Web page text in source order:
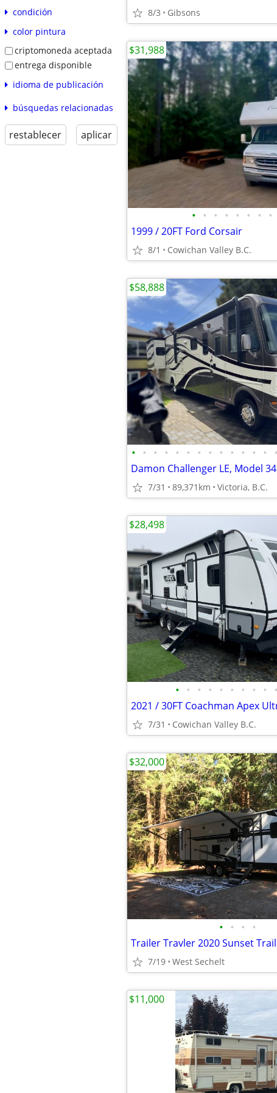
condición
color pintura
criptomoneda aceptada
entrega disponible
idioma de publicación
búsquedas relacionadas
restablecer aplicar
8/3 Gibsons
• • • • • • • •
1999 / 20FT Ford Corsair
8/1 Cowichan Valley B.C.
$31,988
• • • • • • • • • • • • • •
7/31 89,371km Victoria, B.C.
$58,888
• • • • • • • • • •
2021 / 30FT Coachman Apex
7/31 Cowichan Valley B.C.
$28,498
• • • •
7/19 West Sechelt
$32,000
$11,000